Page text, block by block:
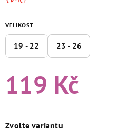
hvězdiček.
VELIKOST
19 - 22 23 - 26
119 Kč
cena:
Zvolte variantu